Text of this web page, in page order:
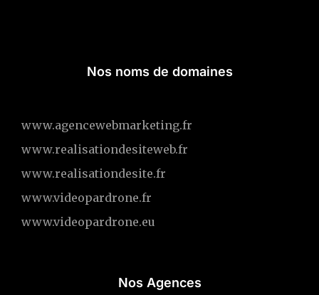
Nos noms de domaines
www.agencewebmarketing.fr
www.realisationdesiteweb.fr
www.realisationdesite.fr
www.videopardrone.fr
www.videopardrone.eu
Nos Agences